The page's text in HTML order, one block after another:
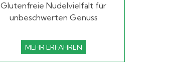
Glutenfreie Nudelvielfalt für
unbeschwerten Genuss
MEHR ERFAHREN